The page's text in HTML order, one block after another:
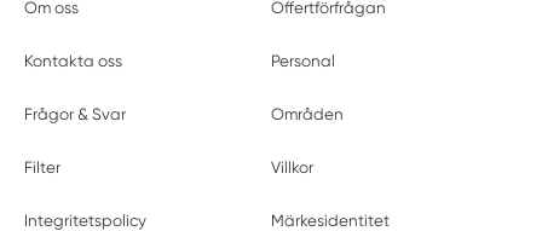
Om oss Offertförfrågan
Kontakta oss Personal
Frågor & Svar Områden
Filter Villkor
Integritetspolicy Märkesidentitet